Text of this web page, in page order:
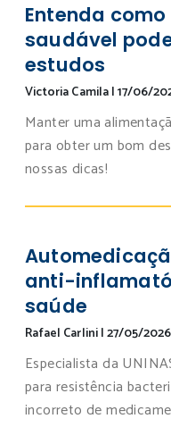
Entenda
saudável
estudos
Victoria Camila|17/06/
Manter uma
para obter um bom
nossas dicas!
anti-
saúde
Rafael Carlini|27/05/2026
Especialista da
para resistência
incorreto de